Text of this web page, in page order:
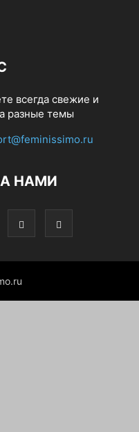
всегда свежие и
разные темы
НАМИ